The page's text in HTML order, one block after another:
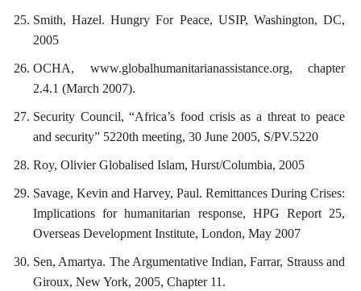
Smith, Hazel. Hungry For Peace, USIP, Washington, DC,
2005
OCHA, www.globalhumanitarianassistance.org, chapter
2.4.1 (March 2007).
Security Council, “Africa’s food crisis as a threat to peace
and security” 5220th meeting, 30 June 2005, S/PV.5220
Roy, Olivier Globalised Islam, Hurst/Columbia, 2005
Savage, Kevin and Harvey, Paul. Remittances During Crises:
Implications for humanitarian response, HPG Report 25,
Overseas Development Institute, London, May 2007
Sen, Amartya. The Argumentative Indian, Farrar, Strauss and
Giroux, New York, 2005, Chapter 11.